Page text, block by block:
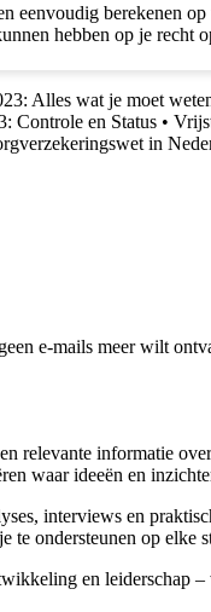
eenvoudig berekenen
hebben op je recht
Alles wat je moet
Controle en Status •
in
e-mails meer wilt
relevante informatie
waar ideeën en
interviews en
ondersteunen op elke
en leiderschap –